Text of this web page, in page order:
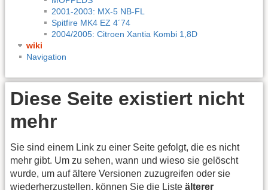
2001-2003: MX-5 NB-FL
Spitfire MK4 EZ 4´74
2004/2005: Citroen Xantia Kombi 1,8D
wiki
Navigation
Diese Seite existiert nicht
mehr
Sie sind einem Link zu einer Seite gefolgt, die es nicht
mehr gibt. Um zu sehen, wann und wieso sie gelöscht
wurde, um auf ältere Versionen zuzugreifen oder sie
wiederherzustellen, können Sie die Liste älterer